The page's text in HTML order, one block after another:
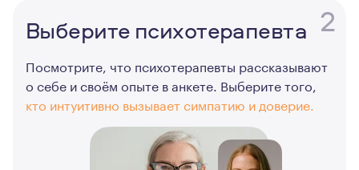
2
Выберите психотерапевта
Посмотрите, что психотерапевты рассказывают
о себе и своём опыте в анкете. Выберите того,
кто интуитивно вызывает симпатию и доверие.